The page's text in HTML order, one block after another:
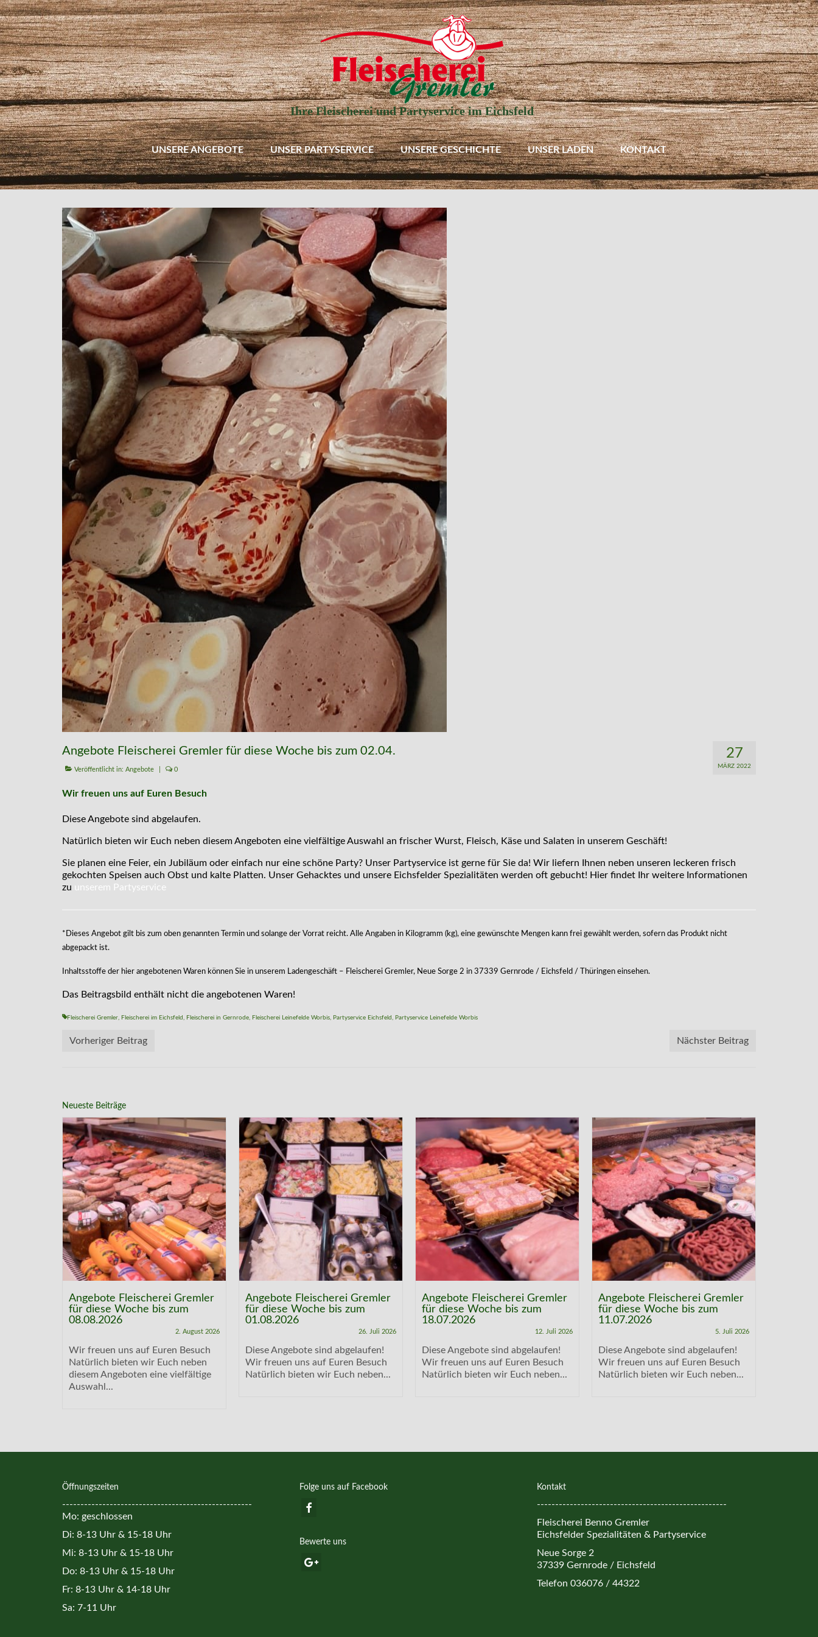
Ihre Fleischerei und Partyservice im Eichsfeld
UNSERE ANGEBOTE UNSER PARTYSERVICE UNSERE GESCHICHTE UNSER LADEN KONTAKT
27
MÄRZ 2022
Angebote Fleischerei Gremler für diese Woche bis zum 02.04.
Veröffentlicht in: Angebote 0
Wir freuen uns auf Euren Besuch
Diese Angebote sind abgelaufen.
Natürlich bieten wir Euch neben diesem Angeboten eine vielfältige Auswahl an frischer Wurst, Fleisch, Käse und Salaten in unserem Geschäft!
Sie planen eine Feier, ein Jubiläum oder einfach nur eine schöne Party? Unser Partyservice ist gerne für Sie da! Wir liefern Ihnen neben unseren leckeren frisch
gekochten Speisen auch Obst und kalte Platten. Unser Gehacktes und unsere Eichsfelder Spezialitäten werden oft gebucht! Hier findet Ihr weitere Informationen
zu unserem Partyservice
*Dieses Angebot gilt bis zum oben genannten Termin und solange der Vorrat reicht. Alle Angaben in Kilogramm (kg), eine gewünschte Mengen kann frei gewählt werden, sofern das Produkt nicht
abgepackt ist.
Inhaltsstoffe der hier angebotenen Waren können Sie in unserem Ladengeschäft – Fleischerei Gremler, Neue Sorge 2 in 37339 Gernrode / Eichsfeld / Thüringen einsehen.
Das Beitragsbild enthält nicht die angebotenen Waren!
Fleischerei Gremler Fleischerei im Eichsfeld Fleischerei in Gernrode Fleischerei Leinefelde Worbis Partyservice Eichsfeld Partyservice Leinefelde Worbis
Vorheriger Beitrag Nächster Beitrag
Neueste Beiträge
Angebote Fleischerei Gremler
für diese Woche bis zum
08.08.2026
2. August 2026
Wir freuen uns auf Euren Besuch
Natürlich bieten wir Euch neben
diesem Angeboten eine vielfältige
Auswahl...
Angebote Fleischerei Gremler
für diese Woche bis zum
01.08.2026
26. Juli 2026
Diese Angebote sind abgelaufen!
Wir freuen uns auf Euren Besuch
Natürlich bieten wir Euch neben...
Angebote Fleischerei Gremler
für diese Woche bis zum
18.07.2026
12. Juli 2026
Diese Angebote sind abgelaufen!
Wir freuen uns auf Euren Besuch
Natürlich bieten wir Euch neben...
Angebote Fleischerei Gremler
für diese Woche bis zum
11.07.2026
5. Juli 2026
Diese Angebote sind abgelaufen!
Wir freuen uns auf Euren Besuch
Natürlich bieten wir Euch neben...
Öffnungszeiten
----------------------------------------------------
Mo: geschlossen
Di: 8-13 Uhr & 15-18 Uhr
Mi: 8-13 Uhr & 15-18 Uhr
Do: 8-13 Uhr & 15-18 Uhr
Fr: 8-13 Uhr & 14-18 Uhr
Sa: 7-11 Uhr
Folge uns auf Facebook
Bewerte uns
Kontakt
----------------------------------------------------
Fleischerei Benno Gremler
Eichsfelder Spezialitäten & Partyservice
Neue Sorge 2
37339 Gernrode / Eichsfeld
Telefon 036076 / 44322